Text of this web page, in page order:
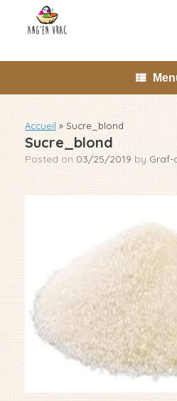
content
Accueil » Sucre_blond
Sucre_blond
Posted on 03/25/2019 by Graf-